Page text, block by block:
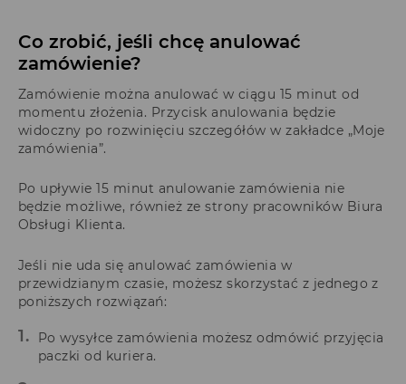
Co zrobić, jeśli chcę anulować
zamówienie?
Zamówienie można anulować w ciągu 15 minut od
momentu złożenia. Przycisk anulowania będzie
widoczny po rozwinięciu szczegółów w zakładce „Moje
zamówienia”.
Po upływie 15 minut anulowanie zamówienia nie
będzie możliwe, również ze strony pracowników Biura
Obsługi Klienta.
Jeśli nie uda się anulować zamówienia w
przewidzianym czasie, możesz skorzystać z jednego z
poniższych rozwiązań:
Po wysyłce zamówienia możesz odmówić przyjęcia
paczki od kuriera.